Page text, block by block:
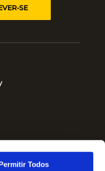
Todos
SE